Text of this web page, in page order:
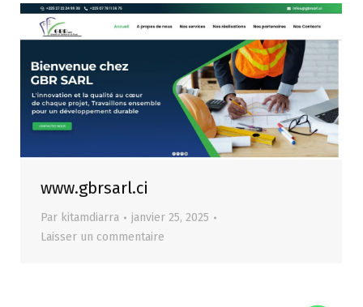
www.gbrsarl.ci
Par kitamdiarra
janvier 25, 2025
Laisser un commentaire